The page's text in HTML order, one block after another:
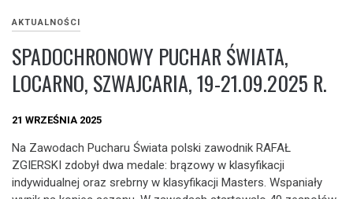
AKTUALNOŚCI
SPADOCHRONOWY PUCHAR ŚWIATA,
LOCARNO, SZWAJCARIA, 19-21.09.2025 R.
21 WRZEŚNIA 2025
Na Zawodach Pucharu Świata polski zawodnik RAFAŁ
ZGIERSKI zdobył dwa medale: brązowy w klasyfikacji
indywidualnej oraz srebrny w klasyfikacji Masters. Wspaniały